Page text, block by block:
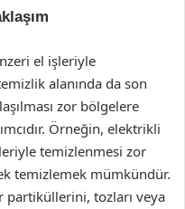
el işleriyle
alanında da son
zor bölgelere
Örneğin, elektrikli
temizlenmesi zor
temizlemek mümkündür.
partiküllerini, tozları veya